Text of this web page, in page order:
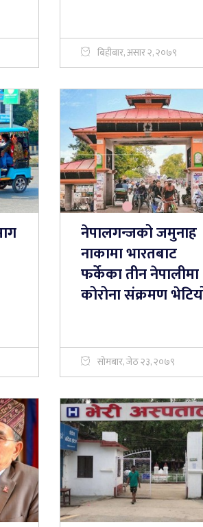
बिहीबार, असार २, २०७९
नेपालगन्जको जमुनाह
नाकामा भारतबाट
फर्केका तीन नेपालीमा
कोरोना संक्रमण
सोमबार, जेठ २३, २०७९